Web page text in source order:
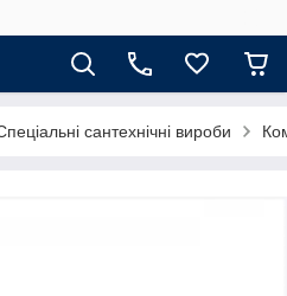
сантехнічні вироби